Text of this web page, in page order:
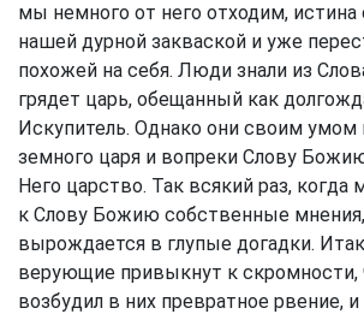
мы немного от него отходим, истина
нашей дурной закваской и уже
похожей на себя. Люди знали из
грядет царь, обещанный как
Искупитель. Однако они своим
земного царя и вопреки Слову
Него царство. Так всякий раз,
к Слову Божию собственные
вырождается в глупые догадки.
верующие привыкнут к скромности,
возбудил в них превратное рвение,